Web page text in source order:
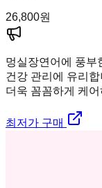
26,800원
멍실장연어에 풍부
건강 관리에 유리
더욱 꼼꼼하게 케
최저가 구매